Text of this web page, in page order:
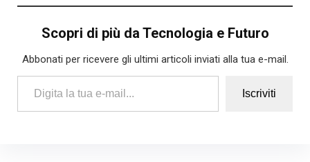
Scopri di più da Tecnologia e Futuro
Abbonati per ricevere gli ultimi articoli inviati alla tua e-mail.
Digita la tua e-mail...
Iscriviti